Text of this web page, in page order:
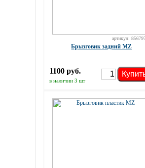
артикул:
Брызговик задний MZ
1100 руб.
в наличии 3 шт